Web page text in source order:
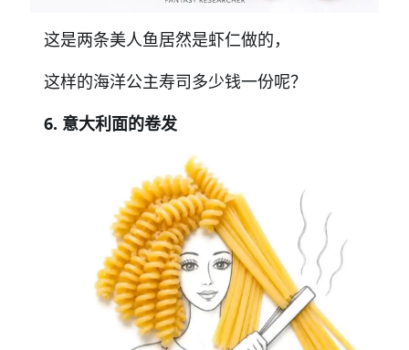
这是两条美人鱼居然是虾仁做的，
这样的海洋公主寿司多少钱一份呢？
6. 意大利面的卷发